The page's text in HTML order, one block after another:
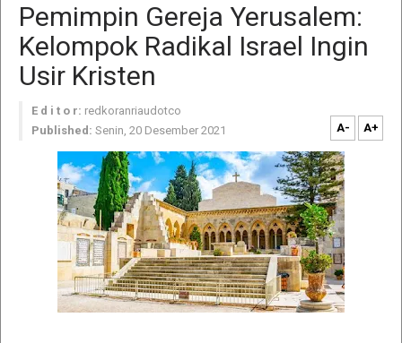
Pemimpin Gereja Yerusalem:
Kelompok Radikal Israel Ingin
Usir Kristen
E d i t o r: redkoranriaudotco
Published: Senin, 20 Desember 2021 A- A+